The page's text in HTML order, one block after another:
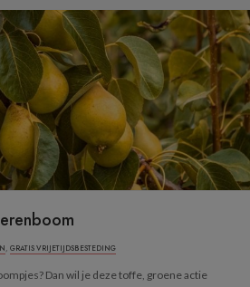
, GRATIS VRIJETIJDSBESTEDING
Dan wil je deze toffe, groene actie